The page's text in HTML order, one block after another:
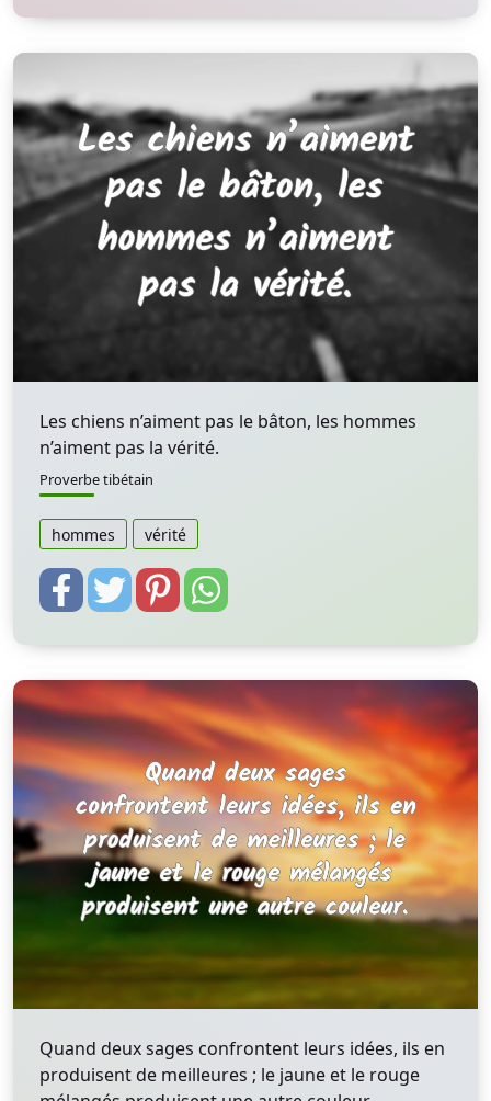
Les chiens n’aiment pas le bâton, les hommes
n’aiment pas la vérité.
Proverbe tibétain
hommes vérité
Quand deux sages confrontent leurs idées, ils en
produisent de meilleures ; le jaune et le rouge